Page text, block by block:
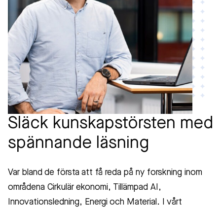
Släck kunskapstörsten med
spännande läsning
Var bland de första att få reda på ny forskning inom
områdena Cirkulär ekonomi, Tillämpad AI,
Innovationsledning, Energi och Material. I vårt